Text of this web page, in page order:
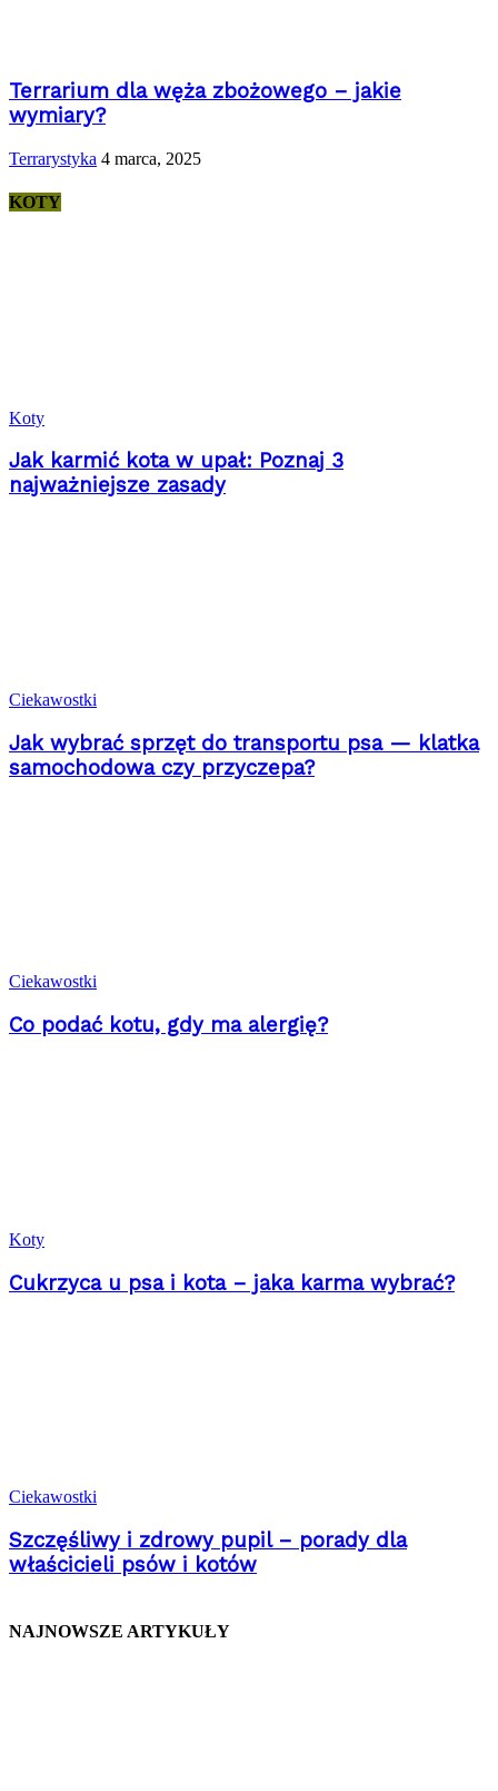
Terrarium dla węża zbożowego – jakie
wymiary?
Terrarystyka 4 marca, 2025
KOTY
Koty
Jak karmić kota w upał: Poznaj 3
najważniejsze zasady
Ciekawostki
Jak wybrać sprzęt do transportu psa — klatka
samochodowa czy przyczepa?
Ciekawostki
Co podać kotu, gdy ma alergię?
Koty
Cukrzyca u psa i kota – jaka karma wybrać?
Ciekawostki
Szczęśliwy i zdrowy pupil – porady dla
właścicieli psów i kotów
NAJNOWSZE ARTYKUŁY